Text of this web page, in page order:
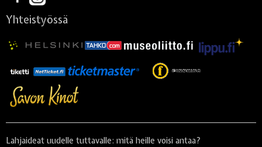
Yhteistyössä
Lahjaideat uudelle tuttavalle: mitä heille voisi antaa?